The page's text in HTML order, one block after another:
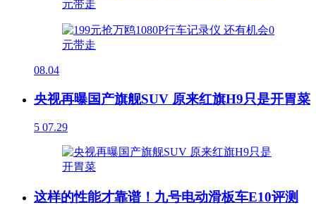
08.04
央视再曝国产旗舰SUV 原来红旗H9只是开胃菜
5 07.29
这样的性能才靠谱！九号电动滑板车E10评测